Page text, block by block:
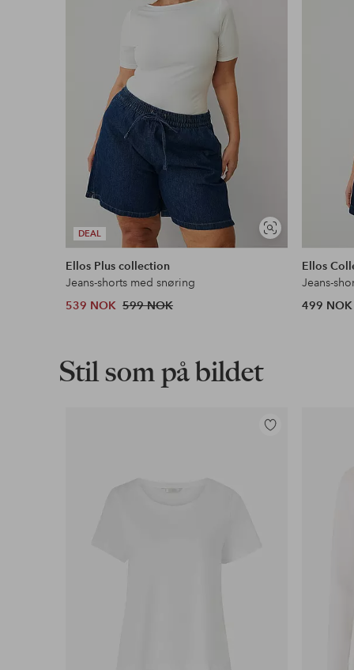
Faktura & Konto
Våre mest fordelaktige betalingsmåter
Les mer
DEAL
Vis
lignende
Ellos Plus collection
Jeans-shorts med snøring
539 NOK 599 NOK
Ellos
Jeans-
499 NOK
Stil som på bildet
Legg